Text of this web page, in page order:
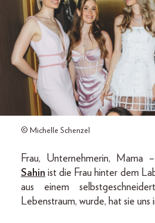
© Michelle Schenzel
Frau, Unternehmerin, Mama
Sahin ist die Frau hinter dem
aus einem
Lebenstraum, wurde, hat sie